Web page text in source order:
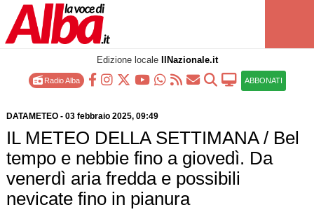
Edizione locale IlNazionale.it
Radio Alba ABBONATI
DATAMETEO- 03 febbraio 2025, 09:49
IL METEO DELLA SETTIMANA / Bel
tempo e nebbie fino a giovedì. Da
venerdì aria fredda e possibili
nevicate fino in pianura